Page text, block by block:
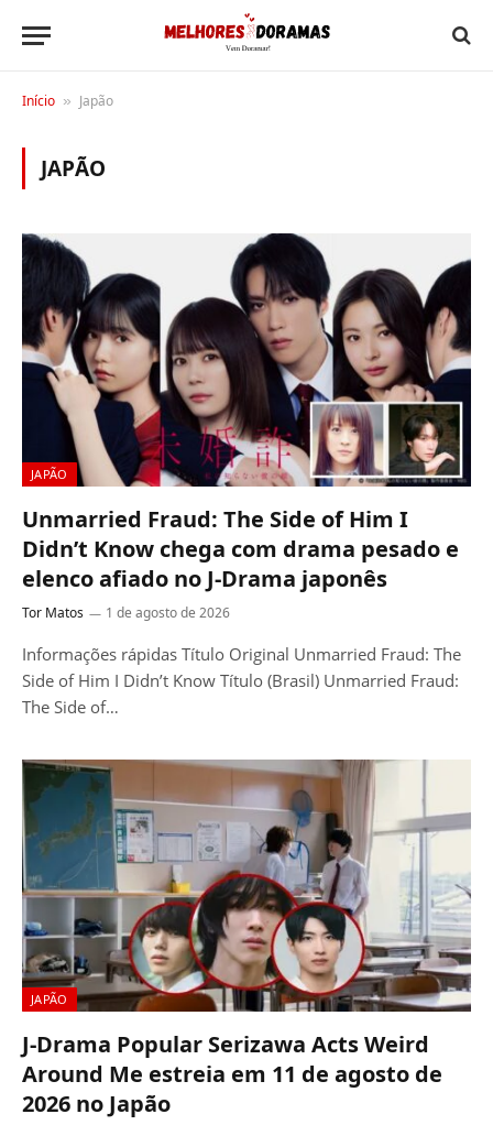
Início » Japão
JAPÃO
JAPÃO
Unmarried Fraud: The Side of Him I
Didn’t Know chega com drama pesado e
elenco afiado no J-Drama japonês
Tor Matos 1 de agosto de 2026
Informações rápidas Título Original Unmarried Fraud: The
Side of Him I Didn’t Know Título (Brasil) Unmarried Fraud:
The Side of…
JAPÃO
J-Drama Popular Serizawa Acts Weird
Around Me estreia em 11 de agosto de
2026 no Japão